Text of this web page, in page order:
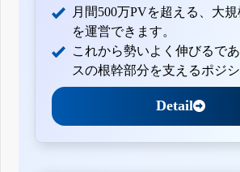
月間500万PVを超える、大
を運営できます。
これから勢いよく伸びるで
スの根幹部分を支えるポジシ
Detail